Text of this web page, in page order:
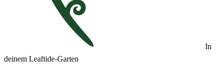
In
deinem Leaftide-Garten